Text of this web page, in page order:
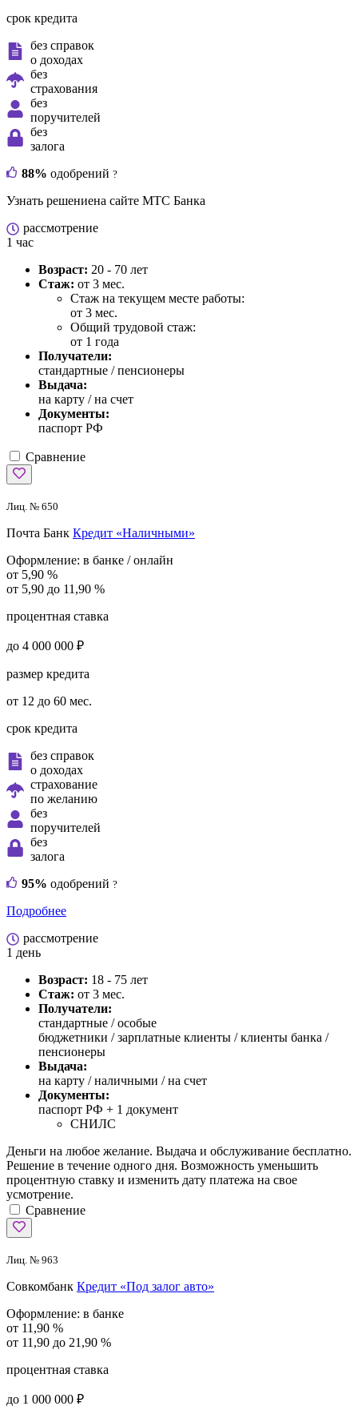
срок кредита
без справок
о доходах
без
страхования
без
поручителей
без
залога
88% одобрений ?
Узнать решениена сайте МТС Банка
рассмотрение
1 час
Возраст: 20 - 70 лет
Стаж: от 3 мес.
Стаж на текущем месте работы:
от 3 мес.
Общий трудовой стаж:
от 1 года
Получатели:
стандартные / пенсионеры
Выдача:
на карту / на счет
Документы:
паспорт РФ
Сравнение
Лиц. № 650
Почта Банк Кредит «Наличными»
Оформление: в банке / онлайн
от 5,90 %
от 5,90 до 11,90 %
процентная ставка
до 4 000 000 ₽
размер кредита
от 12 до 60 мес.
срок кредита
без справок
о доходах
страхование
по желанию
без
поручителей
без
залога
95% одобрений ?
Подробнее
рассмотрение
1 день
Возраст: 18 - 75 лет
Стаж: от 3 мес.
Получатели:
стандартные /особые
бюджетники / зарплатные клиенты / клиенты банка /
пенсионеры
Выдача:
на карту / наличными / на счет
Документы:
паспорт РФ + 1 документ
СНИЛС
Деньги на любое желание. Выдача и обслуживание бесплатно.
Решение в течение одного дня. Возможность уменьшить
процентную ставку и изменить дату платежа на свое
усмотрение.
Сравнение
Лиц. № 963
Совкомбанк Кредит «Под залог авто»
Оформление: в банке
от 11,90 %
от 11,90 до 21,90 %
процентная ставка
до 1 000 000 ₽